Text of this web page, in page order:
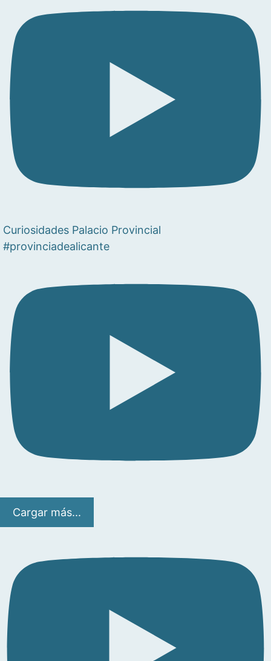
Curiosidades Palacio Provincial
#provinciadealicante
Cargar más...